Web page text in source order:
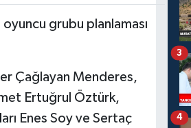
grubu planlaması
Çağlayan Menderes,
Ertuğrul Öztürk,
Enes Soy ve Sertaç
3
4